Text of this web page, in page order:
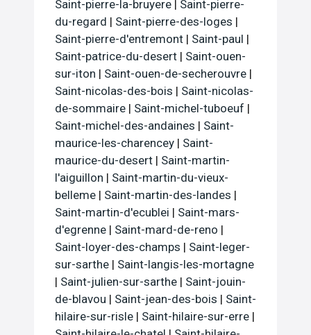
Saint-pierre-la-bruyere | Saint-pierre-
du-regard | Saint-pierre-des-loges |
Saint-pierre-d'entremont | Saint-paul |
Saint-patrice-du-desert | Saint-ouen-
sur-iton | Saint-ouen-de-secherouvre |
Saint-nicolas-des-bois | Saint-nicolas-
de-sommaire | Saint-michel-tuboeuf |
Saint-michel-des-andaines | Saint-
maurice-les-charencey | Saint-
maurice-du-desert | Saint-martin-
l'aiguillon | Saint-martin-du-vieux-
belleme | Saint-martin-des-landes |
Saint-martin-d'ecublei | Saint-mars-
d'egrenne | Saint-mard-de-reno |
Saint-loyer-des-champs | Saint-leger-
sur-sarthe | Saint-langis-les-mortagne
| Saint-julien-sur-sarthe | Saint-jouin-
de-blavou | Saint-jean-des-bois | Saint-
hilaire-sur-risle | Saint-hilaire-sur-erre |